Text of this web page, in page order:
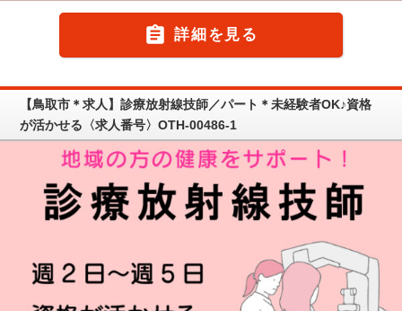
 詳細を見る
【鳥取市＊求人】診療放射線技師／パート＊未経験者OK♪資格
が活かせる〈求人番号〉OTH-00486-1